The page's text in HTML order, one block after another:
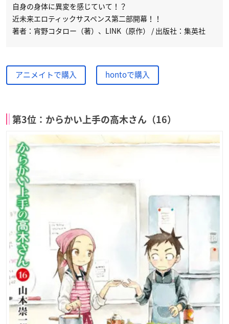
自身の身体に異変を感じていて！？
近未来エロティックサスペンス第二部開幕！！
著者：宵野コタロー（著）、LINK（原作） / 出版社：集英社
アニメイトで購入 hontoで購入
第3位：からかい上手の高木さん（16）